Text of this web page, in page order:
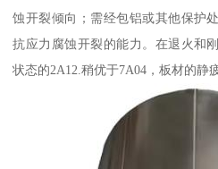
蚀开裂倾向；需经包铝或其他保护
抗应力腐蚀开裂的能力。在退火和
状态的2A12.稍优于7A04，板材的静